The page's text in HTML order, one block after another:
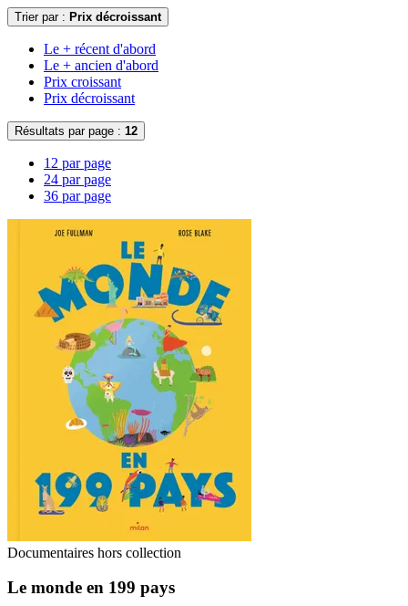
Trier par : Prix décroissant
Le + récent d'abord
Le + ancien d'abord
Prix croissant
Prix décroissant
Résultats par page : 12
12 par page
24 par page
36 par page
Documentaires hors collection
Le monde en 199 pays